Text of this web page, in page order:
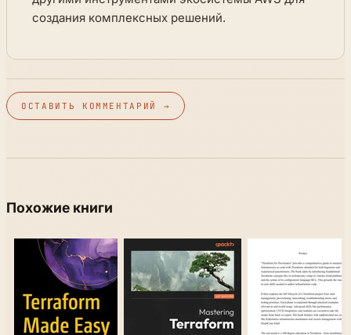
создания комплексных решений.
ОСТАВИТЬ КОММЕНТАРИЙ →
Похожие книги